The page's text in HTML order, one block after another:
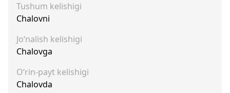
Tushum kelishigi
Chalovni
Jo‘nalish kelishigi
Chalovga
O‘rin-payt kelishigi
Chalovda